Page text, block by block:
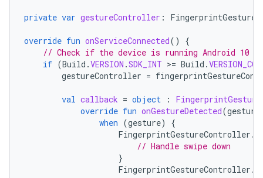
private var gestureController :
override fun onServiceConnected()
{
// Check if the device is running Android 10
if (Build .VERSION .SDK_INT >= Build .
gestureController =
val callback = object :
override fun onGestureDetected(gesture
when (gesture)
{
FingerprintGestureController .
// Handle swipe down
}
FingerprintGestureController .